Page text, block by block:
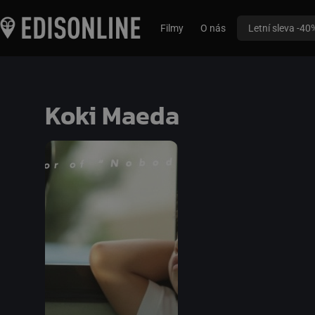
Filmy O nás Letní sleva -
Koki Maeda